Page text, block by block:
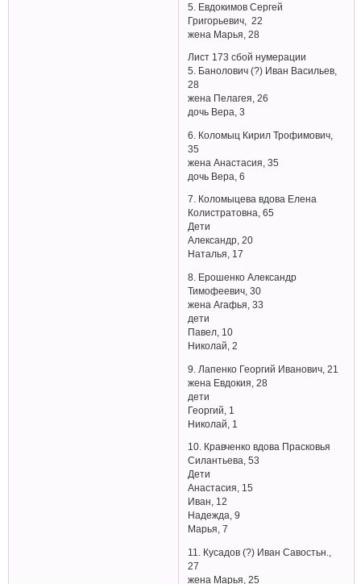
5. Евдокимов Сергей
Григорьевич, 22
жена Марья, 28
Лист 173 сбой нумерации
5. Банолович (?) Иван Васильев,
28
жена Пелагея, 26
дочь Вера, 3
6. Коломыц Кирил Трофимович,
35
жена Анастасия, 35
дочь Вера, 6
7. Коломыцева вдова Елена
Колистратовна, 65
Дети
Александр, 20
Наталья, 17
8. Ерошенко Александр
Тимофеевич, 30
жена Агафья, 33
дети
Павел, 10
Николай, 2
9. Лапенко Георгий Иванович, 21
жена Евдокия, 28
дети
Георгий, 1
Николай, 1
10. Кравченко вдова Прасковья
Силантьева, 53
Дети
Анастасия, 15
Иван, 12
Надежда, 9
Марья, 7
11. Кусадов (?) Иван Савостьн.,
27
жена Марья, 25